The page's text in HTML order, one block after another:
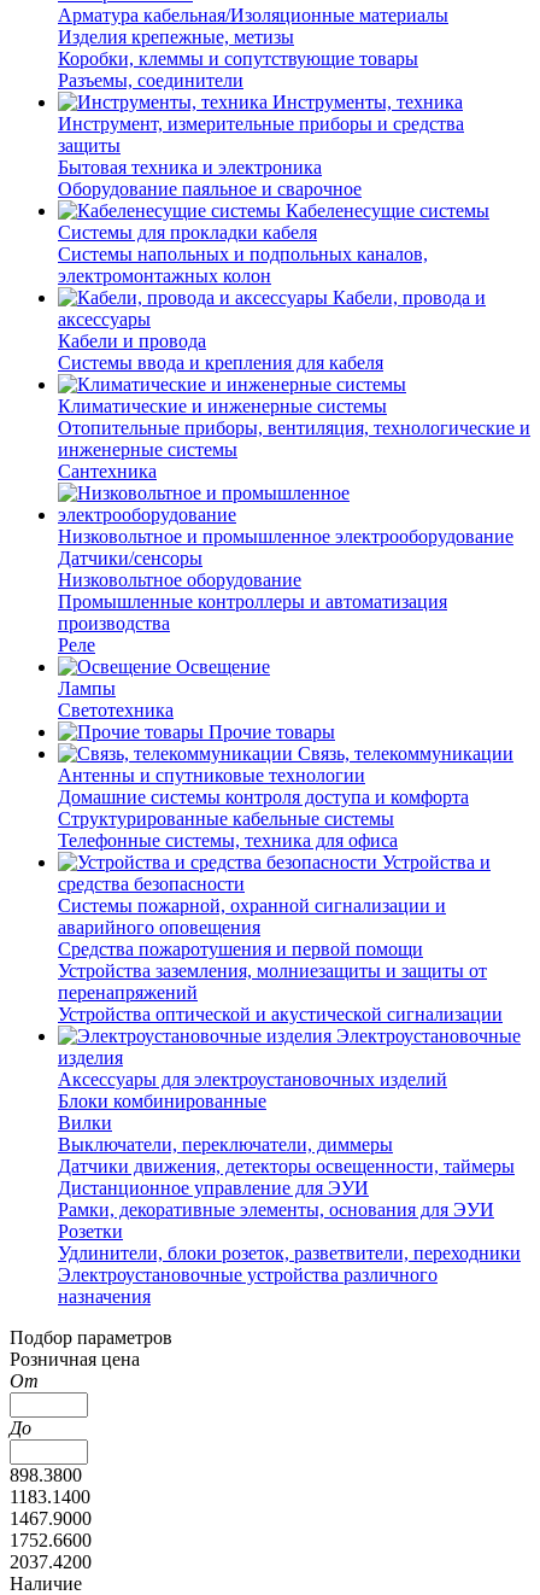
Арматура кабельная/Изоляционные материалы
Изделия крепежные, метизы
Коробки, клеммы и сопутствующие товары
Разъемы, соединители
Инструменты, техника
Инструмент, измерительные приборы и средства
защиты
Бытовая техника и электроника
Оборудование паяльное и сварочное
Кабеленесущие системы
Системы для прокладки кабеля
Системы напольных и подпольных каналов,
электромонтажных колон
Кабели, провода и
аксессуары
Кабели и провода
Системы ввода и крепления для кабеля
Климатические и инженерные системы
Отопительные приборы, вентиляция, технологические и
инженерные системы
Сантехника
Низковольтное и промышленное электрооборудование
Датчики/сенсоры
Низковольтное оборудование
Промышленные контроллеры и автоматизация
производства
Реле
Освещение
Лампы
Светотехника
Прочие товары
Связь, телекоммуникации
Антенны и спутниковые технологии
Домашние системы контроля доступа и комфорта
Структурированные кабельные системы
Телефонные системы, техника для офиса
Устройства и
средства безопасности
Системы пожарной, охранной сигнализации и
аварийного оповещения
Средства пожаротушения и первой помощи
Устройства заземления, молниезащиты и защиты от
перенапряжений
Устройства оптической и акустической сигнализации
Электроустановочные
изделия
Аксессуары для электроустановочных изделий
Блоки комбинированные
Вилки
Выключатели, переключатели, диммеры
Датчики движения, детекторы освещенности, таймеры
Дистанционное управление для ЭУИ
Рамки, декоративные элементы, основания для ЭУИ
Розетки
Удлинители, блоки розеток, разветвители, переходники
Электроустановочные устройства различного
назначения
Подбор параметров
Розничная цена
От
До
898.3800
1183.1400
1467.9000
1752.6600
2037.4200
Наличие